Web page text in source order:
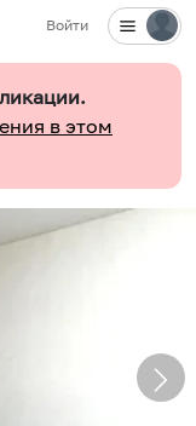
Войти
в этом